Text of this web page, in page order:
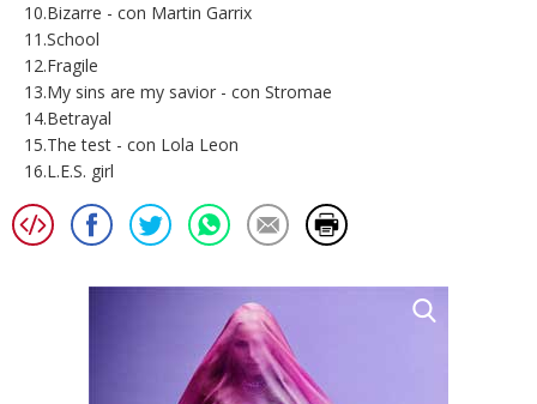
10.Bizarre - con Martin Garrix
11.School
12.Fragile
13.My sins are my savior - con Stromae
14.Betrayal
15.The test - con Lola Leon
16.L.E.S. girl